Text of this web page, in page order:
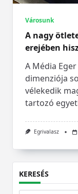
Városunk
A nagy
erejében
A Média
dimenziója
vélekedik
tartozó
Egrivalasz
KERESÉS